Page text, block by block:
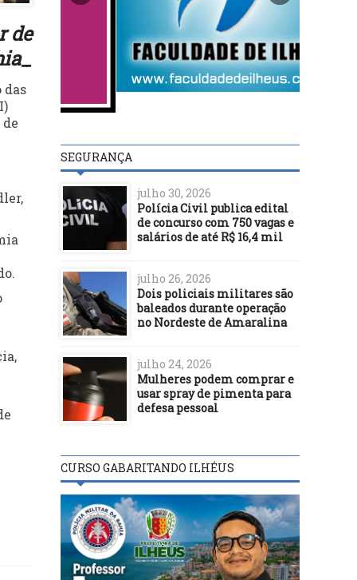
de
das
SEGURANÇA
julho 30, 2026
Polícia Civil publica edital
de concurso com 750 vagas e
salários de até R$ 16,4 mil
julho 26, 2026
Dois policiais militares são
baleados durante operação
no Nordeste de Amaralina
julho 24, 2026
Mulheres podem comprar e
usar spray de pimenta para
defesa pessoal
CURSO GABARITANDO ILHÉUS